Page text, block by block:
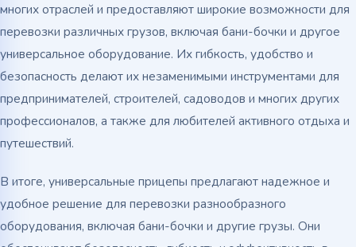
многих отраслей и предоставляют широкие возможности для
перевозки различных грузов, включая бани-бочки и другое
универсальное оборудование. Их гибкость, удобство и
безопасность делают их незаменимыми инструментами для
предпринимателей, строителей, садоводов и многих других
профессионалов, а также для любителей активного отдыха и
путешествий.
В итоге, универсальные прицепы предлагают надежное и
удобное решение для перевозки разнообразного
оборудования, включая бани-бочки и другие грузы. Они